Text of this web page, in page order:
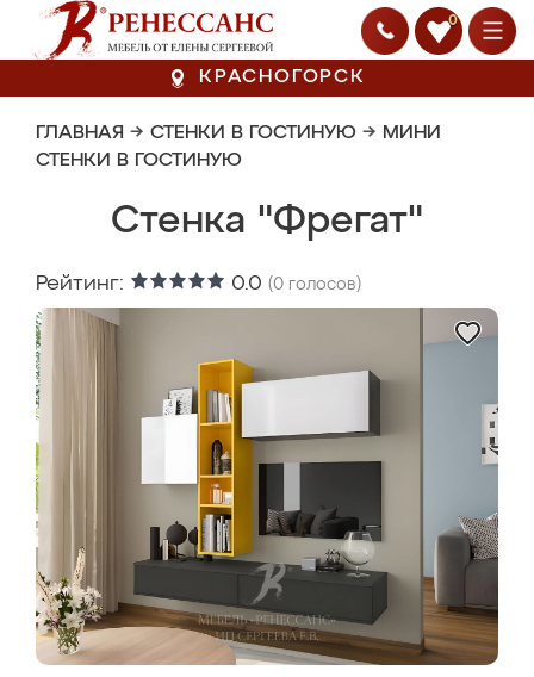
0
КРАСНОГОРСК
ГЛАВНАЯ → СТЕНКИ В ГОСТИНУЮ → МИНИ
СТЕНКИ В ГОСТИНУЮ
Стенка "Фрегат"
Рейтинг: 0.0 (0 голосов)